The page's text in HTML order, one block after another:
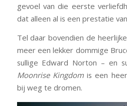
gevoel van die eerste
dat alleen al is een prestatie
Tel daar bovendien de
meer een lekker dommige
sullige Edward Norton – en
Moonrise Kingdomis een
bij weg te dromen.